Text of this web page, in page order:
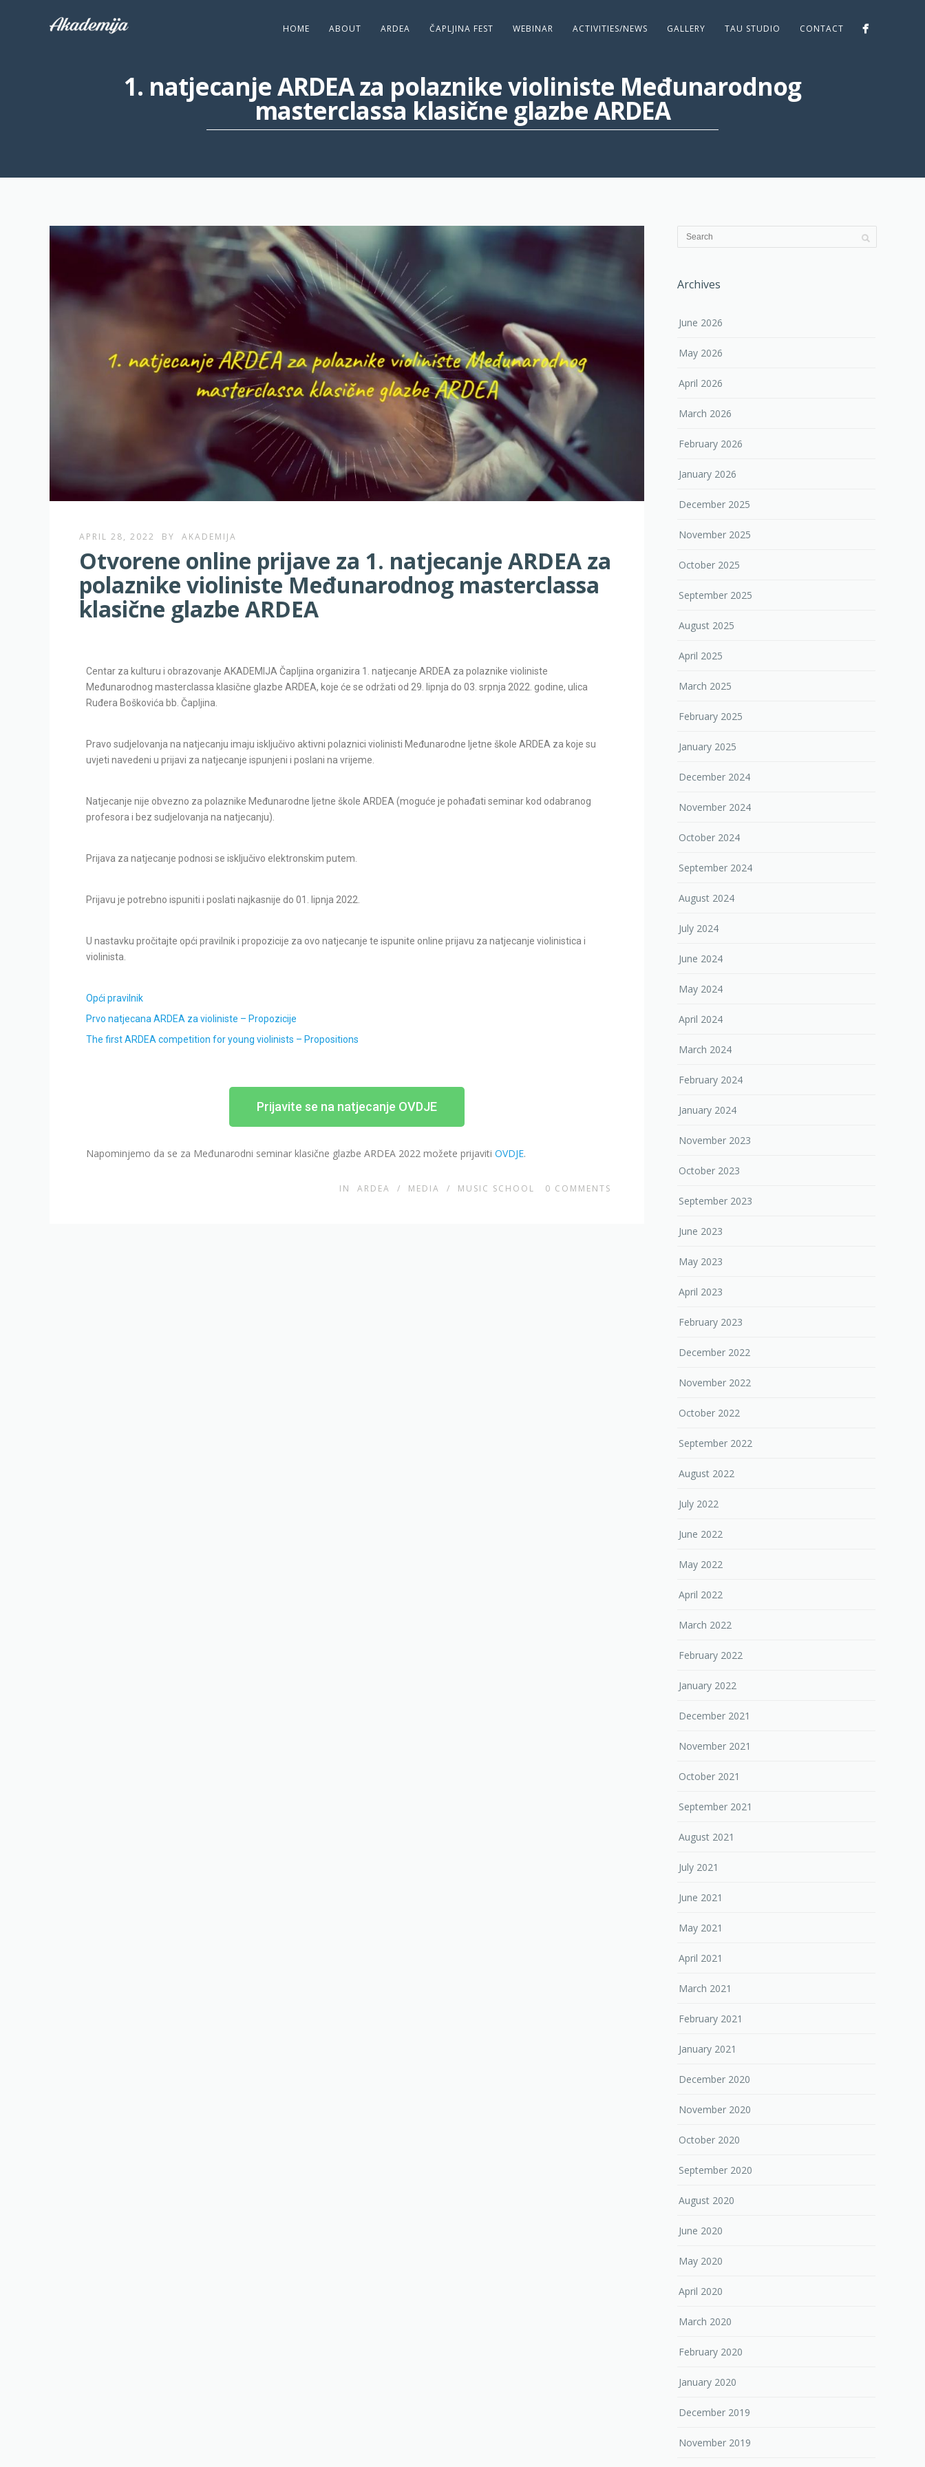
HOME ABOUT ARDEA ČAPLJINA FEST WEBINAR ACTIVITIES/NEWS GALLERY TAU STUDIO CONTACT
1. natjecanje ARDEA za polaznike violiniste Međunarodnog
masterclassa klasične glazbe ARDEA
APRIL 28, 2022 BY AKADEMIJA
Otvorene online prijave za 1. natjecanje ARDEA za
polaznike violiniste Međunarodnog masterclassa
klasične glazbe ARDEA
Centar za kulturu i obrazovanje AKADEMIJA Čapljina organizira 1. natjecanje ARDEA za polaznike violiniste
Međunarodnog masterclassa klasične glazbe ARDEA, koje će se održati od 29. lipnja do 03. srpnja 2022. godine, ulica
Ruđera Boškovića bb. Čapljina.
Pravo sudjelovanja na natjecanju imaju isključivo aktivni polaznici violinisti Međunarodne ljetne škole ARDEA za koje su
uvjeti navedeni u prijavi za natjecanje ispunjeni i poslani na vrijeme.
Natjecanje nije obvezno za polaznike Međunarodne ljetne škole ARDEA (moguće je pohađati seminar kod odabranog
profesora i bez sudjelovanja na natjecanju).
Prijava za natjecanje podnosi se isključivo elektronskim putem.
Prijavu je potrebno ispuniti i poslati najkasnije do 01. lipnja 2022.
U nastavku pročitajte opći pravilnik i propozicije za ovo natjecanje te ispunite online prijavu za natjecanje violinistica i
violinista.
Opći pravilnik
Prvo natjecana ARDEA za violiniste – Propozicije
The first ARDEA competition for young violinists – Propositions
Prijavite se na natjecanje OVDJE
Napominjemo da se za Međunarodni seminar klasične glazbe ARDEA 2022 možete prijavitiOVDJE.
IN ARDEA / MEDIA / MUSIC SCHOOL 0 COMMENTS
Archives
June 2026
May 2026
April 2026
March 2026
February 2026
January 2026
December 2025
November 2025
October 2025
September 2025
August 2025
April 2025
March 2025
February 2025
January 2025
December 2024
November 2024
October 2024
September 2024
August 2024
July 2024
June 2024
May 2024
April 2024
March 2024
February 2024
January 2024
November 2023
October 2023
September 2023
June 2023
May 2023
April 2023
February 2023
December 2022
November 2022
October 2022
September 2022
August 2022
July 2022
June 2022
May 2022
April 2022
March 2022
February 2022
January 2022
December 2021
November 2021
October 2021
September 2021
August 2021
July 2021
June 2021
May 2021
April 2021
March 2021
February 2021
January 2021
December 2020
November 2020
October 2020
September 2020
August 2020
June 2020
May 2020
April 2020
March 2020
February 2020
January 2020
December 2019
November 2019